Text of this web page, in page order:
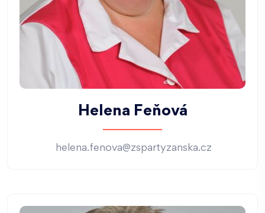
Helena Feňová
helena.fenova@zspartyzanska.cz